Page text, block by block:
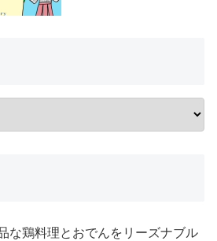
な鶏料理とおでんをリーズナブル